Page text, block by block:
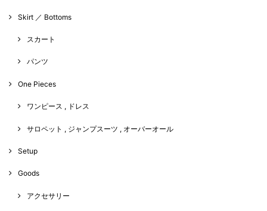
Skirt ／ Bottoms
スカート
パンツ
One Pieces
ワンピース , ドレス
サロペット , ジャンプスーツ , オーバーオール
Setup
Goods
アクセサリー